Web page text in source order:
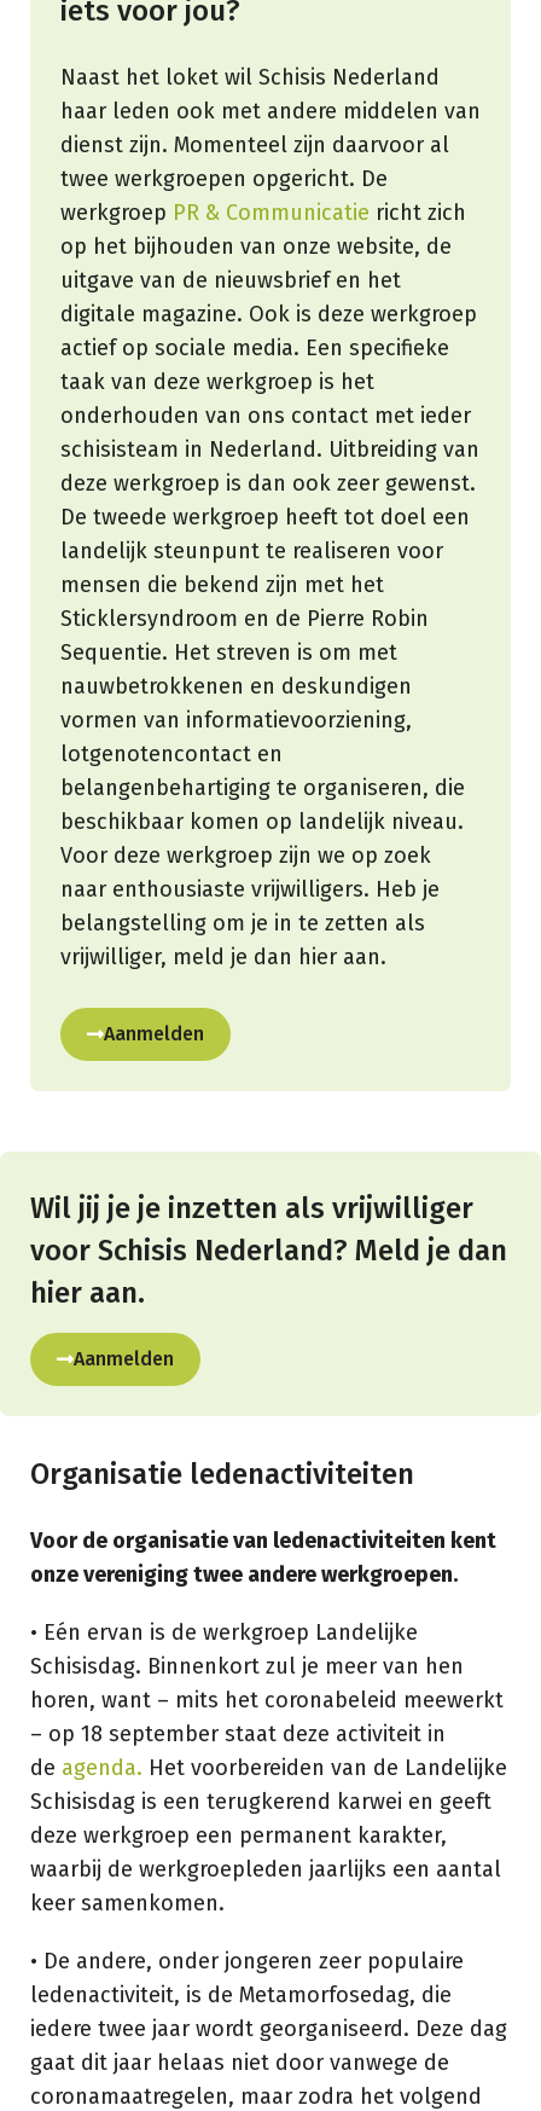
iets voor jou?
Naast het loket wil Schisis Nederland
haar leden ook met andere middelen van
dienst zijn. Momenteel zijn daarvoor al
twee werkgroepen opgericht. De
werkgroep PR & Communicatie richt zich
op het bijhouden van onze website, de
uitgave van de nieuwsbrief en het
digitale magazine. Ook is deze werkgroep
actief op sociale media. Een specifieke
taak van deze werkgroep is het
onderhouden van ons contact met ieder
schisisteam in Nederland. Uitbreiding van
deze werkgroep is dan ook zeer gewenst.
De tweede werkgroep heeft tot doel een
landelijk steunpunt te realiseren voor
mensen die bekend zijn met het
Sticklersyndroom en de Pierre Robin
Sequentie. Het streven is om met
nauwbetrokkenen en deskundigen
vormen van informatievoorziening,
lotgenotencontact en
belangenbehartiging te organiseren, die
beschikbaar komen op landelijk niveau.
Voor deze werkgroep zijn we op zoek
naar enthousiaste vrijwilligers. Heb je
belangstelling om je in te zetten als
vrijwilliger, meld je dan hier aan.
Aanmelden
Wil jij je je inzetten als vrijwilliger
voor Schisis Nederland? Meld je dan
hier aan.
Aanmelden
Organisatie ledenactiviteiten
Voor de organisatie van ledenactiviteiten kent
onze vereniging twee andere werkgroepen.
• Eén ervan is de werkgroep Landelijke
Schisisdag. Binnenkort zul je meer van hen
horen, want – mits het coronabeleid meewerkt
– op 18 september staat deze activiteit in
de agenda. Het voorbereiden van de Landelijke
Schisisdag is een terugkerend karwei en geeft
deze werkgroep een permanent karakter,
waarbij de werkgroepleden jaarlijks een aantal
keer samenkomen.
• De andere, onder jongeren zeer populaire
ledenactiviteit, is de Metamorfosedag, die
iedere twee jaar wordt georganiseerd. Deze dag
gaat dit jaar helaas niet door vanwege de
coronamaatregelen, maar zodra het volgend